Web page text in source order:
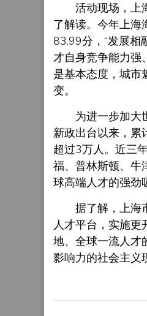
活动现场，上海
了解读。今年上海
83.99分，“发展相
才自身竞争能力强
是基本态度，城市
变。
为进一步加大世
新政出台以来，累
超过3万人。近三
福、普林斯顿、牛
球高端人才的强劲
据了解，上海市
人才平台，实施更
地、全球一流人才
影响力的社会主义